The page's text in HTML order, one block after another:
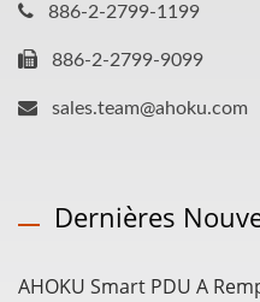
886-2-2799-1199
886-2-2799-9099
sales.team@ahoku.com
Dernières
AHOKU Smart PDU A